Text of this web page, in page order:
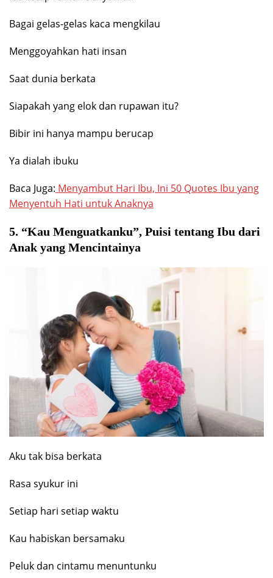
Bagai gelas-gelas kaca mengkilau
Menggoyahkan hati insan
Saat dunia berkata
Siapakah yang elok dan rupawan itu?
Bibir ini hanya mampu berucap
Ya dialah ibuku
Baca Juga: Menyambut Hari Ibu, Ini 50 Quotes Ibu yang
Menyentuh Hati untuk Anaknya
5. “Kau Menguatkanku”, Puisi tentang Ibu dari
Anak yang Mencintainya
Aku tak bisa berkata
Rasa syukur ini
Setiap hari setiap waktu
Kau habiskan bersamaku
Peluk dan cintamu menuntunku